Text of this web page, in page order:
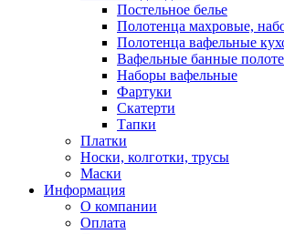
Постельное белье
Полотенца махровые,
Полотенца вафельные
Вафельные банные
Наборы вафельные
Фартуки
Скатерти
Тапки
Платки
Носки, колготки, трусы
Маски
Информация
О компании
Оплата